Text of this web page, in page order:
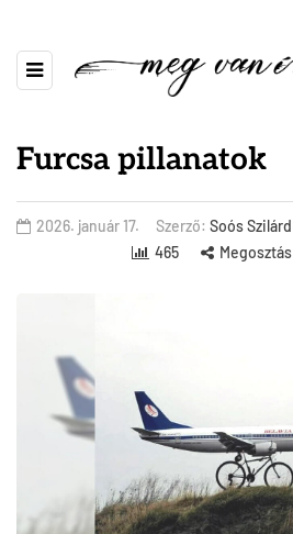
Furcsa pillanatok
2026. január 17. Szerző: Soós Szilárd
465
Megosztás